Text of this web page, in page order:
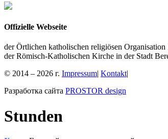
Offizielle Webseite
der Örtlichen katholischen religiösen
der Römisch-Katholischen Kirche in der Stadt
© 2014 – 2026 г. Impressum| Kontakt|
Разработка сайта PROSTOR design
Stunden